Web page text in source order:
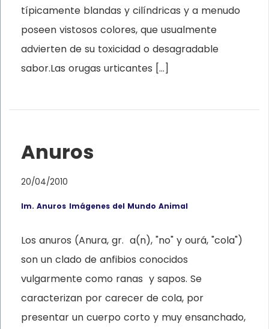
típicamente blandas y cilíndricas y a menudo
poseen vistosos colores, que usualmente
advierten de su toxicidad o desagradable
sabor.Las orugas urticantes […]
Anuros
20/04/2010
Im. Anuros Imágenes del Mundo Animal
Los anuros (Anura, gr. a(n), "no" y ourá, "cola")
son un clado de anfibios conocidos
vulgarmente como ranas y sapos. Se
caracterizan por carecer de cola, por
presentar un cuerpo corto y muy ensanchado,